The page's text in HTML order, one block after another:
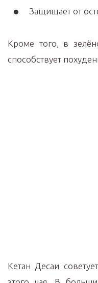
Защищает от
Кроме того, в
способствует
Кетан Десаи